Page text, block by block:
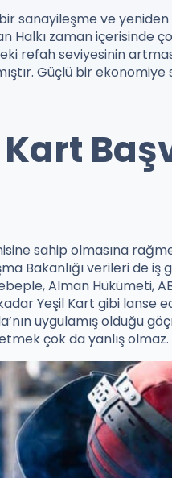
bir sanayileşme ve
zaman içerisinde
refah seviyesinin
Güçlü bir
sahip olmasına
Bakanlığı verileri de
Alman Hükümeti,
Yeşil Kart gibi lanse
uygulamış olduğu
çok da yanlış olmaz.